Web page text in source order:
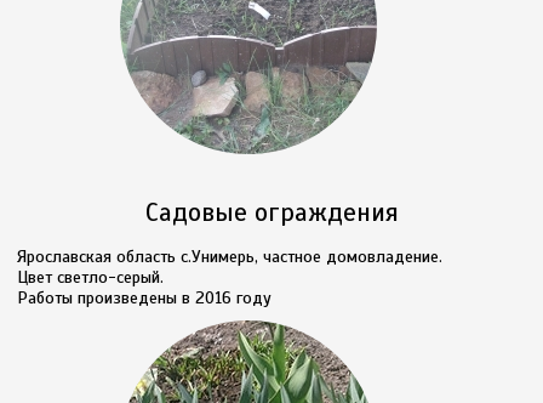
Садовые ограждения
Ярославская область с.Унимерь, частное домовладение.
Цвет светло-серый.
Работы произведены в 2016 году